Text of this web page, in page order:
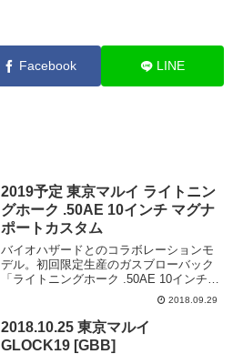
Facebook LINE
2019予定 東京マルイ ライトニン
グホーク .50AE 10インチ マグナ
ポートカスタム
バイオハザードとのコラボレーションモ
デル。初回限定生産のガスブローバック
「ライトニングホーク .50AE 10インチ
マグナポートカスタム」が登場。10イン
チバレルの本体に、換装用として6インチ
のバレルアッセンブリが付属。フレーム
部はシルバ...
2018.09.29
2018.10.25 東京マルイ
GLOCK19 [GBB]